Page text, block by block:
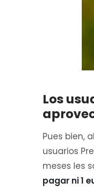
Los
Pues bien,
usuarios
meses les
pagar ni 1